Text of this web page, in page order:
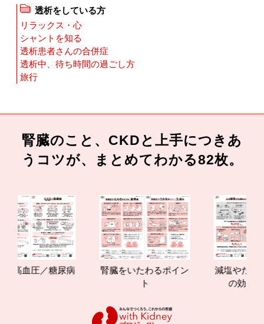
透析をしている方
リラックス・心
シャントを知る
透析患者さんの合併症
透析中、待ち時間の過ごし方
旅行
腎臓のこと、CKDと上手につきあ
うコツが、まとめてわかる82枚。
圧／糖尿病
腎臓をいたわるポイン
減塩やたんぱく質
の効果と重要性